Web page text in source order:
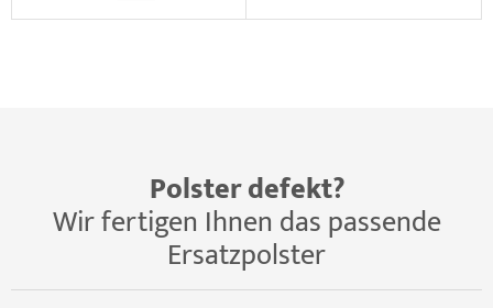
Polster defekt?
Wir fertigen Ihnen das passende
Ersatzpolster